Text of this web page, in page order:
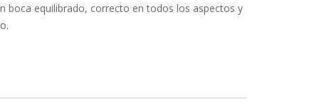
boca equilibrado, correcto en todos los aspectos y